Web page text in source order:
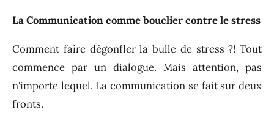
La Communication comme bouclier contre le stress
Comment faire dégonfler la bulle de stress ?! Tout
commence par un dialogue. Mais attention, pas
n'importe lequel. La communication se fait sur deux
fronts.